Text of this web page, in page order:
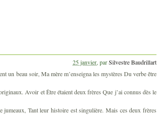
25 janvier, parSilvestre Baudrillart
un beau soir, Ma mère m’enseigna les mystères Du verbe être
Avoir et Être étaient deux frères Que j’ai connus dès le
jumeaux, Tant leur histoire est singulière. Mais ces deux frères